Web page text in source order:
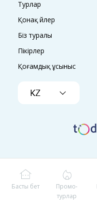
Турлар
Қонақ үйлер
Біз туралы
Пікірлер
Қоғамдық ұсыныс
KZ
Басты бет
Промо-
турлар